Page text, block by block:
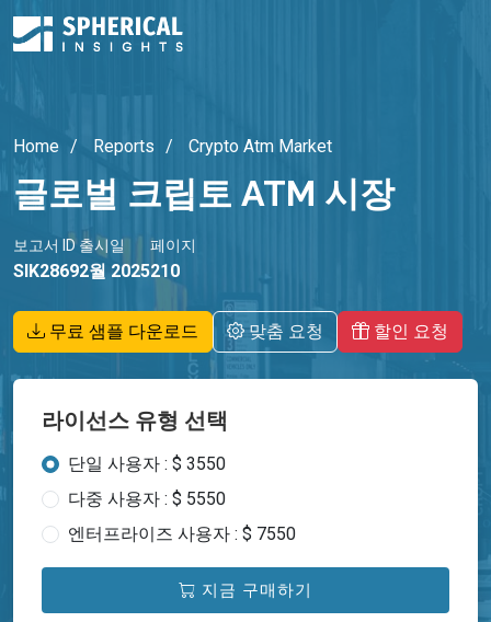
Home Reports Crypto Atm Market
글로벌 크립토 ATM 시장
보고서 ID
SIK2869
출시일
2월 2025
페이지
210
무료 샘플 다운로드 맞춤 요청 할인 요청
라이선스 유형 선택
단일 사용자 : $ 3550
다중 사용자 : $ 5550
엔터프라이즈 사용자 : $ 7550
지금 구매하기